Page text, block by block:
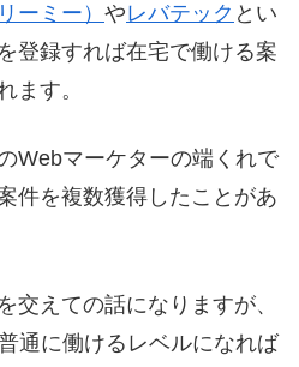
ーミー） やレバテック とい
登録すれば在宅で働ける案
ます。
Webマーケターの端くれで
件を複数獲得したことがあ
交えての話になりますが、
通に働けるレベルになれば